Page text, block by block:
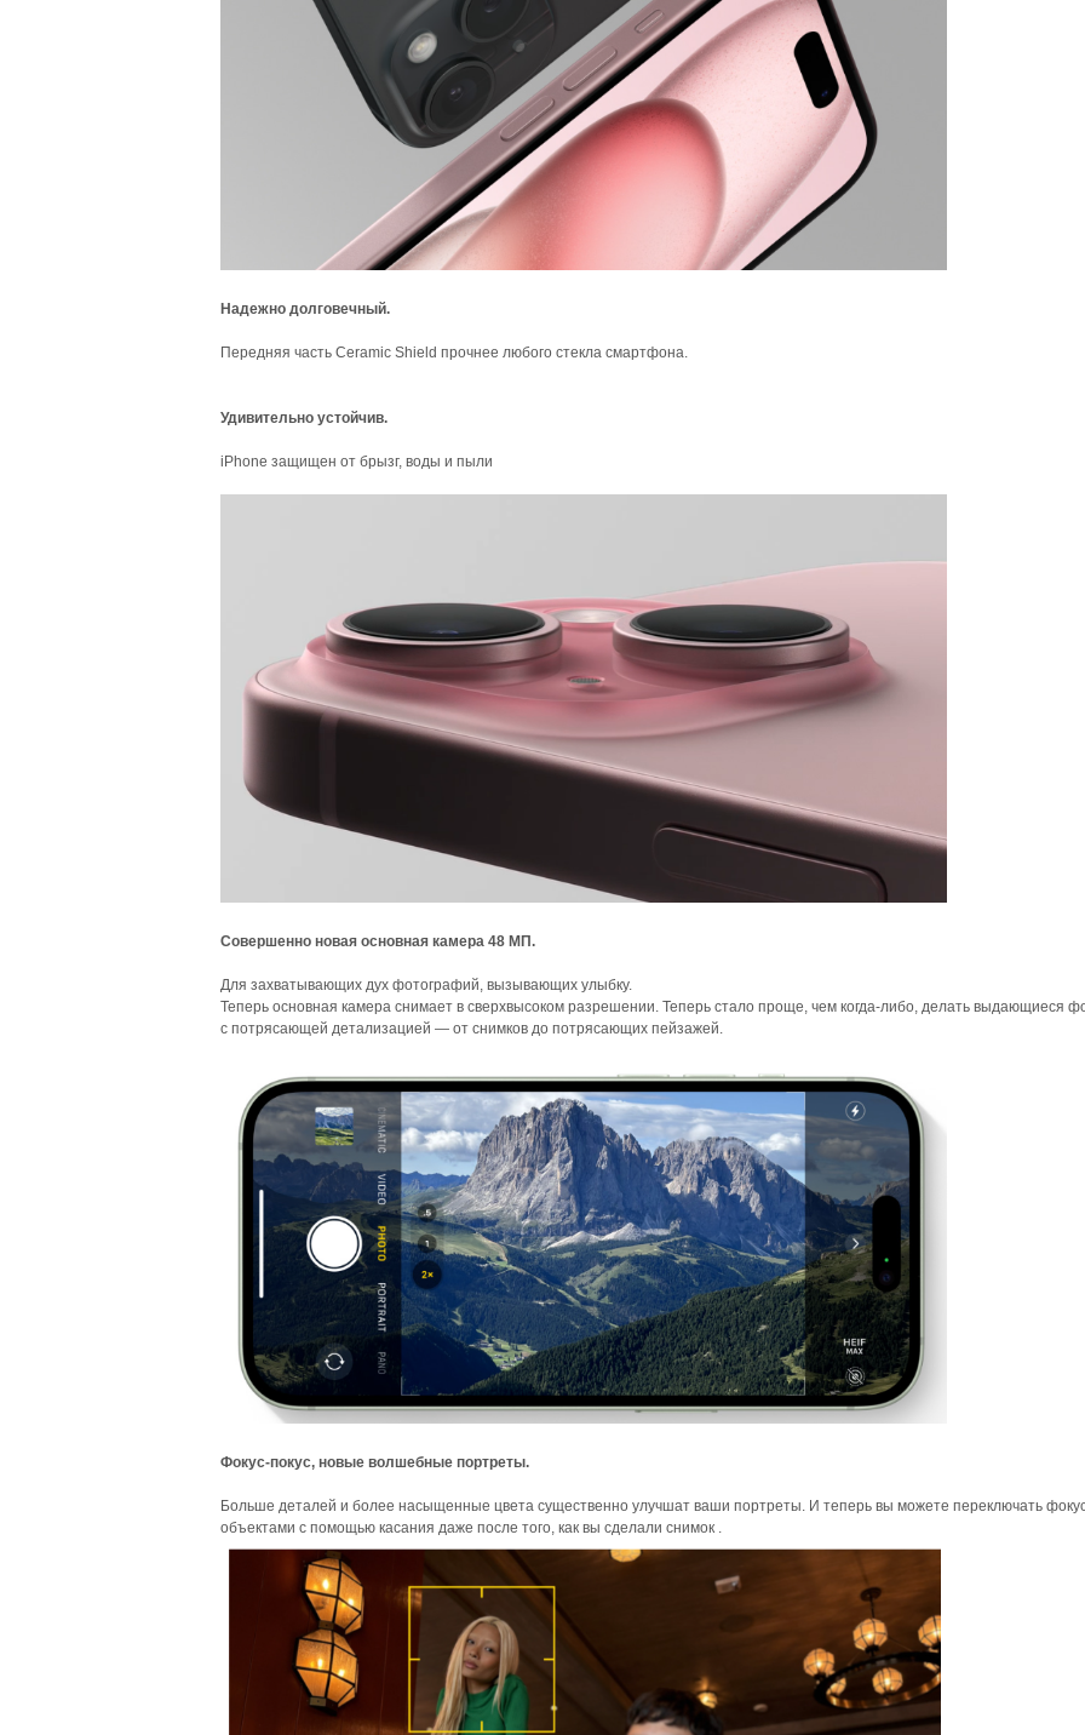
Надежно долговечный.
Передняя часть Ceramic Shield прочнее любого стекла смартфона.
Удивительно устойчив.
iPhone защищен от брызг, воды и пыли
Совершенно новая основная камера 48 МП.
Для захватывающих дух фотографий, вызывающих улыбку.
Теперь основная камера снимает в сверхвысоком разрешении. Теперь стало проще, чем когда-либо, делать выдающиеся
с потрясающей детализацией — от снимков до потрясающих пейзажей.
Фокус-покус, новые волшебные портреты.
Больше деталей и более насыщенные цвета существенно улучшат ваши портреты. И теперь вы можете переключать
объектами с помощью касания даже после того, как вы сделали снимок .